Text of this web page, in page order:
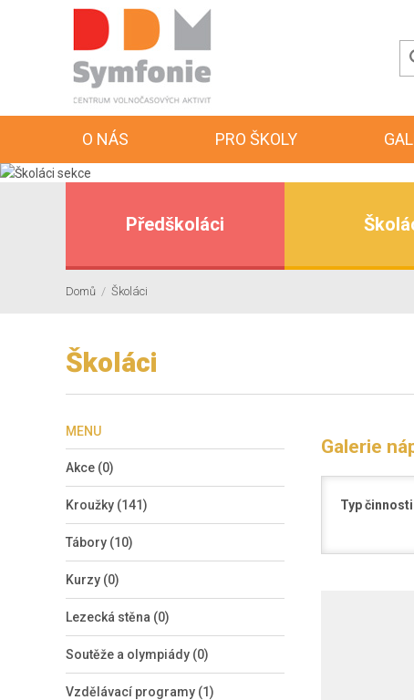
O NÁS PRO ŠKOLY
Předškoláci
Domů / Školáci
Školáci
MENU
Akce (0)
Kroužky (141)
Tábory (10)
Kurzy (0)
Lezecká stěna (0)
Soutěže a olympiády (0)
Vzdělávací programy (1)
Galerie
Typ činnosti